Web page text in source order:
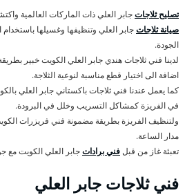
تصليح ثلاجاتجابر العلي ذات الماركات العالمية
صيانة ثلاجاتجابر العلي وتنظيفها وغسيلها
الجودة.
لدينا فني ثلاجات هندي جابر العلي الكويت خبير
اضافة الى اختيار قطع مناسبة لنوعية الثلاجة.
كما يعمل عندنا فني ثلاجات باكستاني جابر العلي
في الفريزة كمشاكل التسريب وخلل في البرودة.
ولتنظيف الفريزة بطريقة مضمونة فني فريزرات
مدار الساعة.
تعبئة غاز من قبلفني براداتجابر العلي الكويت مع
فني ثلاجات جابر العلي